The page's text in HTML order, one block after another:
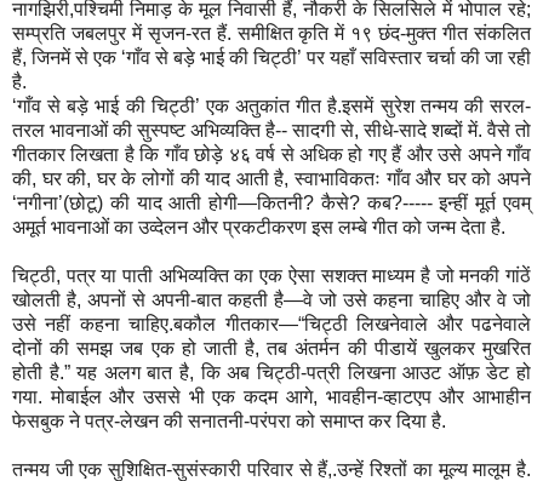
नागझिरी,पश्चिमी निमाड़ के मूल निवासी हैं, नौकरी के सिलसिले में भोपाल रहे;
सम्प्रति जबलपुर में सृजन-रत हैं. समीक्षित कृति में १९ छंद-मुक्त गीत संकलित
हैं, जिनमें से एक ‘गाँव से बड़े भाई की चिट्ठी’ पर यहाँ सविस्तार चर्चा की जा रही
है.
‘गाँव से बड़े भाई की चिट्ठी’ एक अतुकांत गीत है.इसमें सुरेश तन्मय की सरल-
तरल भावनाओं की सुस्पष्ट अभिव्यक्ति है-- सादगी से, सीधे-सादे शब्दों में. वैसे तो
गीतकार लिखता है कि गाँव छोड़े ४६ वर्ष से अधिक हो गए हैं और उसे अपने गाँव
की, घर की, घर के लोगों की याद आती है, स्वाभाविकतः गाँव और घर को अपने
‘नगीना’(छोटू) की याद आती होगी—कितनी? कैसे? कब?----- इन्हीं मूर्त एवम्
अमूर्त भावनाओं का उव्देलन और प्रकटीकरण इस लम्बे गीत को जन्म देता है.
चिट्ठी, पत्र या पाती अभिव्यक्ति का एक ऐसा सशक्त माध्यम है जो मनकी गांठें
खोलती है, अपनों से अपनी-बात कहती है—वे जो उसे कहना चाहिए और वे जो
उसे नहीं कहना चाहिए.बकौल गीतकार—“चिट्ठी लिखनेवाले और पढनेवाले
दोनों की समझ जब एक हो जाती है, तब अंतर्मन की पीडायें खुलकर मुखरित
होती है.” यह अलग बात है, कि अब चिट्ठी-पत्री लिखना आउट ऑफ़ डेट हो
गया. मोबाईल और उससे भी एक कदम आगे, भावहीन-व्हाटएप और आभाहीन
फेसबुक ने पत्र-लेखन की सनातनी-परंपरा को समाप्त कर दिया है.
तन्मय जी एक सुशिक्षित-सुसंस्कारी परिवार से हैं,.उन्हें रिश्तों का मूल्य मालूम है.